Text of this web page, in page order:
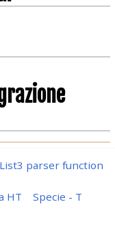
parser function
HT
Specie - T